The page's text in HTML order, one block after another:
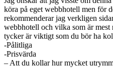
köra på eget webbhotell men för
rekommenderar jag verkligen
webbhotell och vilka som är
tycker är viktigt som du bör ha
-Pålitliga
-Prisvärda
– Att du kollar hur mycket